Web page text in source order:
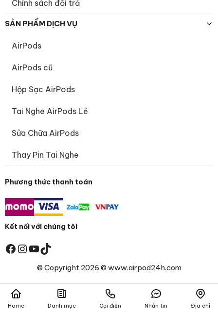
Chính sách đổi trả
SẢN PHẨM DỊCH VỤ
AirPods
AirPods cũ
Hộp Sạc AirPods
Tai Nghe AirPods Lẻ
Sửa Chữa AirPods
Thay Pin Tai Nghe
Phương thức thanh toán
Kết nối với chúng tôi
Facebook
Instagram
Youtube
TikTok
© Copyright 2026 © www.airpod24h.com
Home Danh mục Gọi điện Nhắn tin Địa chỉ